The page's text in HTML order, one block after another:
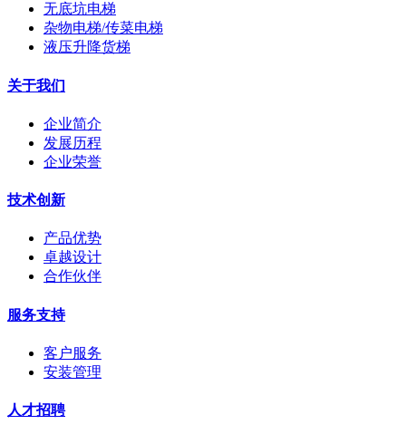
无底坑电梯
杂物电梯/传菜电梯
液压升降货梯
关于我们
企业简介
发展历程
企业荣誉
技术创新
产品优势
卓越设计
合作伙伴
服务支持
客户服务
安装管理
人才招聘